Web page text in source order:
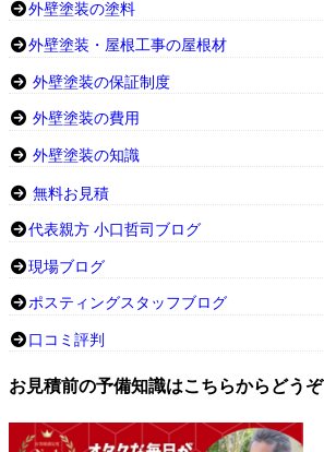
外壁塗装の塗料
外壁塗装・屋根工事の屋根材
外壁塗装の保証制度
外壁塗装の費用
外壁塗装の知識
無料お見積
代表親方 小口哲司ブログ
現場ブログ
ポスティングスタッフブログ
口コミ評判
お見積前の予備知識はこちらからどうぞ